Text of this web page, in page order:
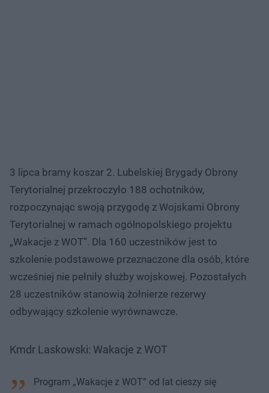
3 lipca bramy koszar 2. Lubelskiej Brygady Obrony
Terytorialnej przekroczyło 188 ochotników,
rozpoczynając swoją przygodę z Wojskami Obrony
Terytorialnej w ramach ogólnopolskiego projektu
„Wakacje z WOT”. Dla 160 uczestników jest to
szkolenie podstawowe przeznaczone dla osób, które
wcześniej nie pełniły służby wojskowej. Pozostałych
28 uczestników stanowią żołnierze rezerwy
odbywający szkolenie wyrównawcze.
Kmdr Laskowski: Wakacje z WOT
Program „Wakacje z WOT” od lat cieszy się